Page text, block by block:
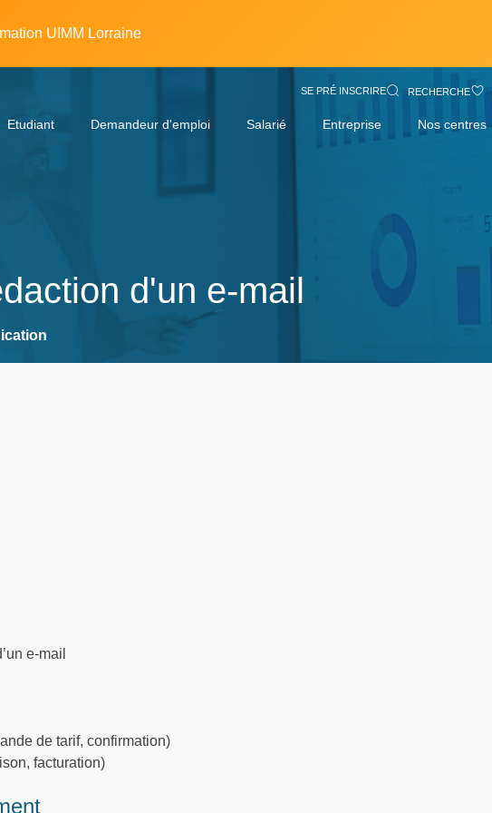
UIMM Lorraine
SE PRÉ INSCRIRE RECHERCHE
Etudiant Demandeur d'emploi Salarié Entreprise Nos centres
d'un e-mail
e-mail
de tarif, confirmation)
facturation)